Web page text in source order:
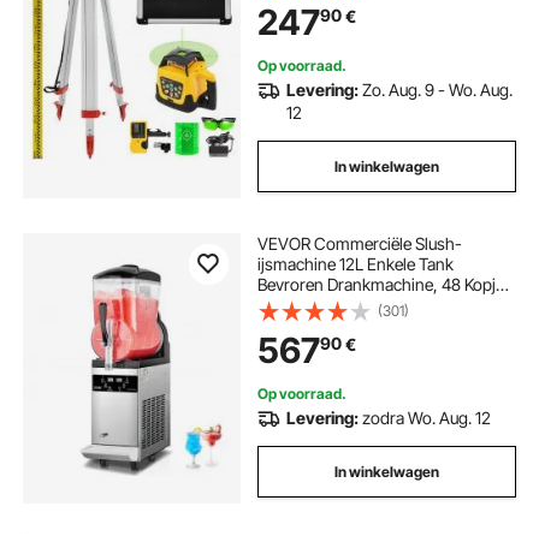
24790€
Op voorraad.
Levering:Zo. Aug. 9 - Wo. Aug.
12
In winkelwagen
VEVOR Commerciële Slush-
ijsmachine 12L Enkele Tank
Bevroren Drankmachine, 48 Kopjes
RVS Slush-ijsmachine met
Elektronisch Toetsenbord
Softijsmachine voor Feesten
Restaurants Cafés
(301)
56790€
Op voorraad.
Levering:zodra Wo. Aug. 12
In winkelwagen